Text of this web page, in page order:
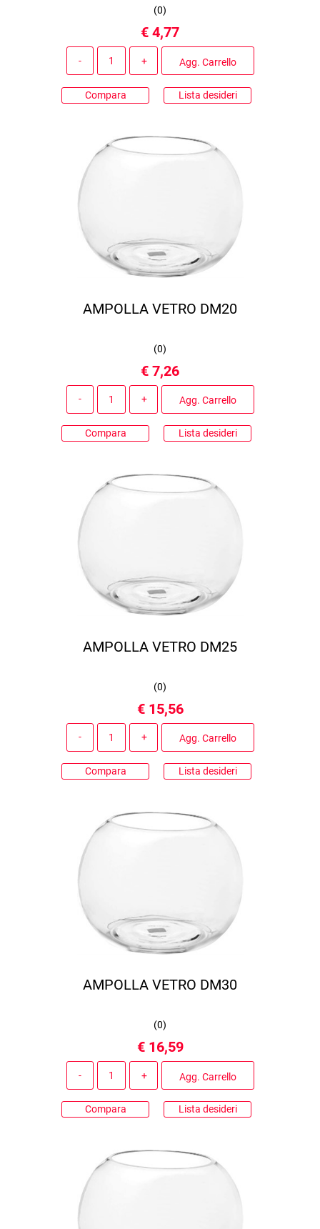
(0)
€ 4,77
Agg. Carrello
Compara Lista desideri
AMPOLLA VETRO DM20
(0)
€ 7,26
Agg. Carrello
Compara Lista desideri
AMPOLLA VETRO DM25
(0)
€ 15,56
Agg. Carrello
Compara Lista desideri
AMPOLLA VETRO DM30
(0)
€ 16,59
Agg. Carrello
Compara Lista desideri